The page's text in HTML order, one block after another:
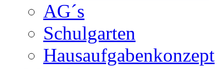
AG´s
Schulgarten
Hausaufgabenkonzept